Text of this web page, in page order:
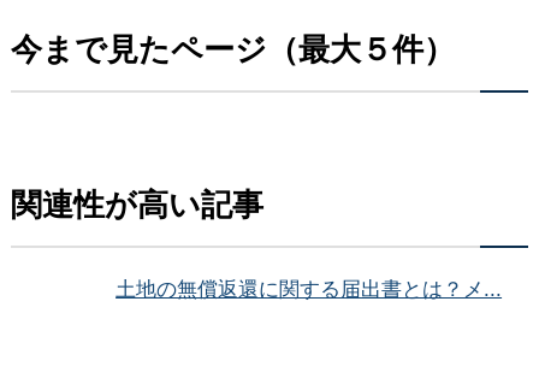
今まで見たページ（最大５件）
関連性が高い記事
土地の無償返還に関する届出書とは？メ...